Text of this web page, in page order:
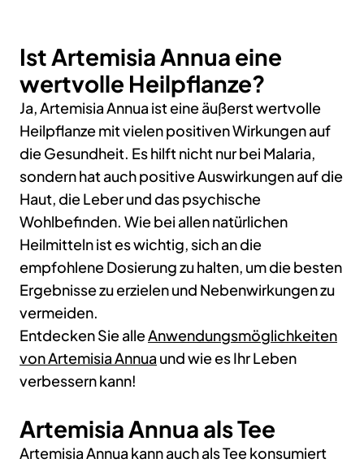
Ist Artemisia Annua eine
wertvolle Heilpflanze?
Ja, Artemisia Annua ist eine äußerst wertvolle
Heilpflanze mit vielen positiven Wirkungen auf
die Gesundheit. Es hilft nicht nur bei Malaria,
sondern hat auch positive Auswirkungen auf die
Haut, die Leber und das psychische
Wohlbefinden. Wie bei allen natürlichen
Heilmitteln ist es wichtig, sich an die
empfohlene Dosierung zu halten, um die besten
Ergebnisse zu erzielen und Nebenwirkungen zu
vermeiden.
Entdecken Sie alleAnwendungsmöglichkeiten
von Artemisia Annua und wie es Ihr Leben
verbessern kann!
Artemisia Annua als Tee
Artemisia Annua kann auch als Tee konsumiert